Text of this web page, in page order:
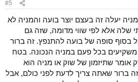
#5
יעלה זה בעצם יוצר בועה והמניה לא
שלה אלא לפי שווי מדומה, שזה גם
בסוף סופה של בועה להתנפץ. זה ברור
בכל פעם במניה הנכונה. בטח
שתיזמון של שוק או מניה הוא
זה ברור שאתה צריך לדעת לפני כולם, אבל